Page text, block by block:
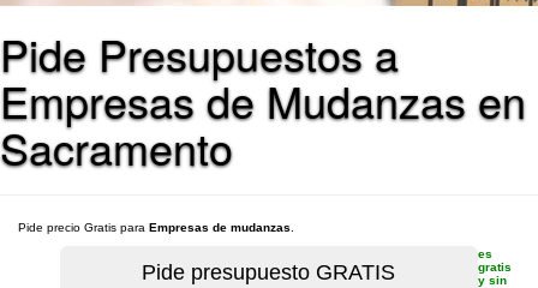
Pide Presupuestos a
Empresas de Mudanzas en
Sacramento
Pide precio Gratis para Empresas de mudanzas
es
gratis
y sin